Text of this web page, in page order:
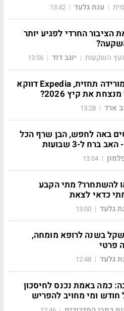
| ענת גלעד |
13:42
הציבור החרדי לפגיע יותר
השקעות | יוגב דוד |
13:56
Booking מורידה תחזית, Expedia דווקא
את קיץ 2026?
ארד |
13:28
באה לחפש, הבן שרף הכל
ברח ל-3 שבועות
|
13:04
להשתחרר? מתי הקבע
כדאי לצאת
גלעד |
13:00
שקל בשנה לרופא מומחה,
פרטי
גלעד |
12:48
כמה באמת נכנס לחיסכון
ומי מחויב להפריש